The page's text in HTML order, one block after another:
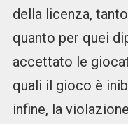
della licenza,
quanto per quei
accettato le
quali il gioco è
infine, la